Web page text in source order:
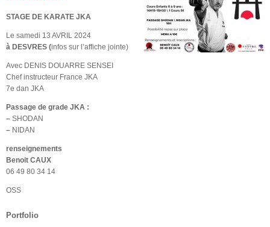
STAGE DE KARATE JKA
Le samedi 13 AVRIL 2024
à DESVRES (infos sur l’affiche jointe)
Avec DENIS DOUARRE SENSEI
Chef instructeur France JKA
7e dan JKA
Passage de grade JKA :
– SHODAN
– NIDAN
renseignements
Benoit CAUX
06 49 80 34 14
OSS
Portfolio